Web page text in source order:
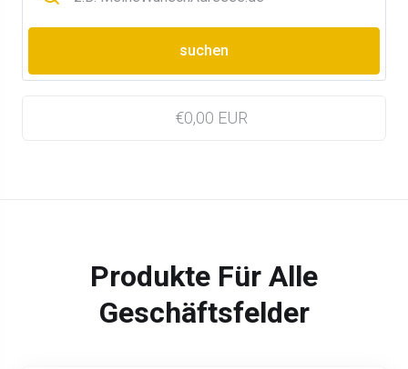
€0,00 EUR
Produkte Für Alle
Geschäftsfelder